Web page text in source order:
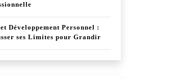
Développement Personnel :
ses Limites pour Grandir